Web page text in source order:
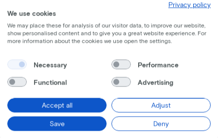
Trek
Madone SL7
Leaseprijs p/m vanaf
€89
Prijs
Privacy policy
We use cookies
We may place these for analysis of our visitor data, to improve our website,
show personalised content and to give you a great website experience. For
more information about the cookies we use open the settings.
Necessary Performance
Functional Advertising
Accept all Adjust
Save Deny